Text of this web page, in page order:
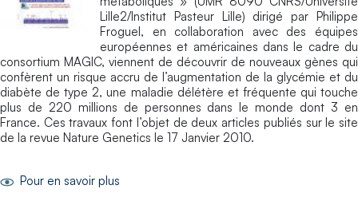
Lille2/Institut Pasteur Lille) dirigé par Philippe
Froguel, en collaboration avec des équipes
européennes et américaines dans le cadre du
consortium MAGIC, viennent de découvrir de nouveaux gènes qui
confèrent un risque accru de l’augmentation de la glycémie et du
diabète de type 2, une maladie délétère et fréquente qui touche
plus de 220 millions de personnes dans le monde dont 3 en
France. Ces travaux font l’objet de deux articles publiés sur le site
de la revue Nature Genetics le 17 Janvier 2010.
Pour en savoir plus